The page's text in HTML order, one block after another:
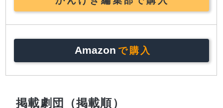
Amazon で購入
掲載劇団（掲載順）